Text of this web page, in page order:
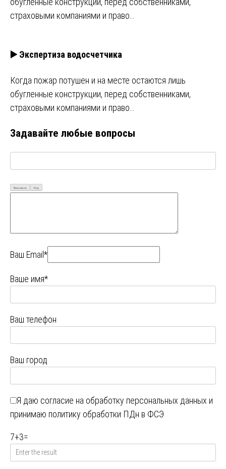
страховыми компаниями и право…
▶️ Экспертиза водосчетчика
Когда пожар потушен и на месте остаются лишь
обугленные конструкции, перед собственниками,
страховыми компаниями и право…
Задавайте любые вопросы
Визуально Код
Ваш Email*
Ваше имя*
Ваш телефон
Ваш город
Я даю согласие на обработку персональных данных и
принимаю политику обработки ПДн в ФСЭ
7+3=